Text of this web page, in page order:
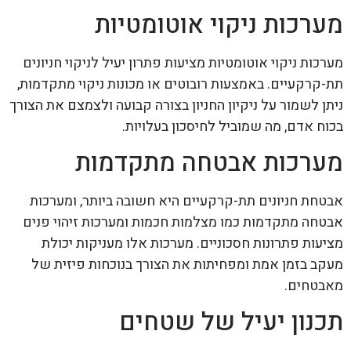
מערכות ניקוי אוטומטיות
מערכות ניקוי אוטומטיות מציעות פתרון יעיל לניקוי חניונים
תת-קרקעיים. באמצעות רובוטים או מכונות ניקוי מתקדמות,
ניתן לשמור על ניקיון החניון בצורה קבועה ולצמצם את הצורך
בכוח אדם, מה שמוביל לחיסכון בעלויות.
מערכות אבטחה מתקדמות
אבטחת חניונים תת-קרקעיים היא חשובה ביותר, ומערכות
אבטחה מתקדמות כמו מצלמות חכמות ומערכות זיהוי פנים
מציעות פתרונות חסכוניים. מערכות אלו מעניקות יכולת
מעקב בזמן אמת ומפחיתות את הצורך בנוכחות פיזית של
מאבטחים.
תכנון יעיל של שטחים